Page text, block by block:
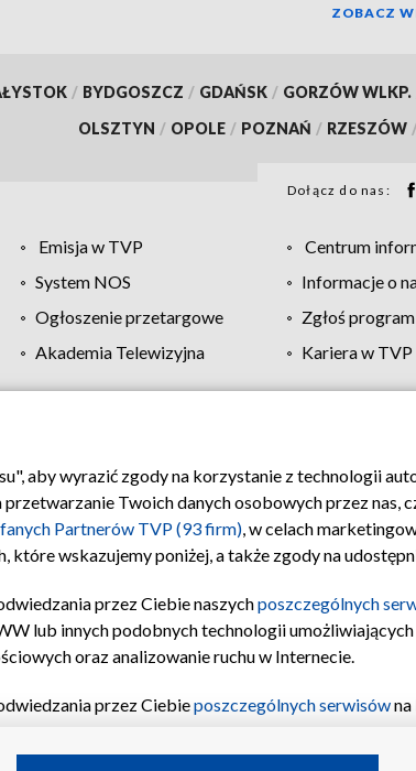
ZOBACZ
/ BYDGOSZCZ / GDAŃSK / GORZÓW WLKP.
OLSZTYN / OPOLE / POZNAŃ / RZESZÓW
Dołącz do nas:
Emisja w TVP Centrum
System NOS Informacje o
Ogłoszenie przetargowe Zgłoś
Akademia Telewizyjna Kariera w TVP
Regulamin TVP Polityka prywatności Moje
aby wyrazić zgody na korzystanie z technologii
Twoich danych osobowych przez nas,
Partnerów TVP (93 firm), w celach
które wskazujemy poniżej, a także zgody na
przez Ciebie naszychposzczególnych
lub innych podobnych technologii
oraz analizowanie ruchu w Internecie.
przez Ciebieposzczególnych serwisów
celów i funkcji: przechowywania informacji na